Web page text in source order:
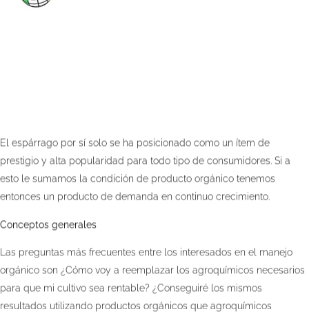
El espárrago por sí solo se ha posicionado como un ítem de
prestigio y alta popularidad para todo tipo de consumidores. Si a
esto le sumamos la condición de producto orgánico tenemos
entonces un producto de demanda en continuo crecimiento.
Conceptos generales
Las preguntas más frecuentes entre los interesados en el manejo
orgánico son ¿Cómo voy a reemplazar los agroquímicos necesarios
para que mi cultivo sea rentable? ¿Conseguiré los mismos
resultados utilizando productos orgánicos que agroquímicos